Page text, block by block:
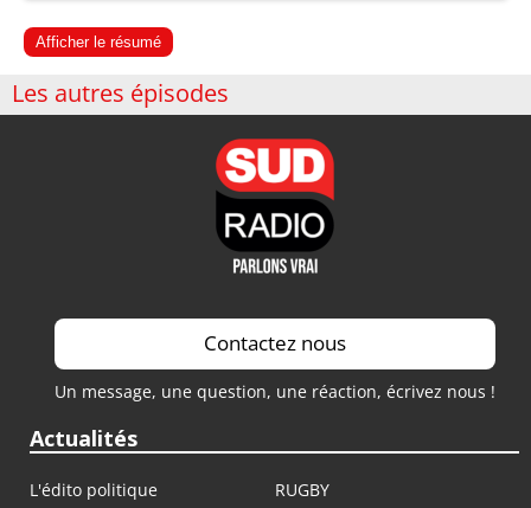
Afficher le résumé
Les autres épisodes
Contactez nous
Un message, une question, une réaction, écrivez nous !
Actualités
L'édito politique
RUGBY